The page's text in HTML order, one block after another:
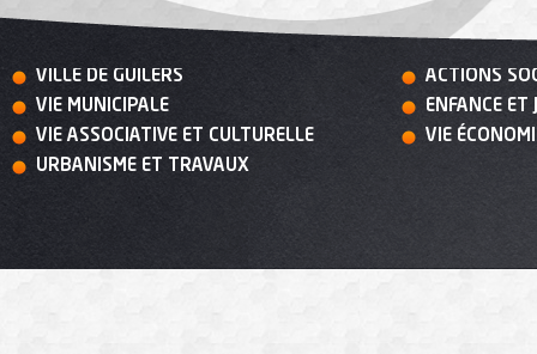
VILLE DE GUILERS
ACTIONS
VIE MUNICIPALE
ENFANCE ET
VIE ASSOCIATIVE ET CULTURELLE
VIE
URBANISME ET TRAVAUX